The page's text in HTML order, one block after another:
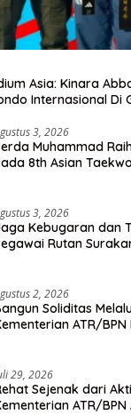
Asia: Kinara
Internasional Di
3, 2026
Muhammad
8th Asian
3, 2026
Kebugaran dan
Rutan
2, 2026
Soliditas
ATR/
29, 2026
Sejenak dari
ATR/